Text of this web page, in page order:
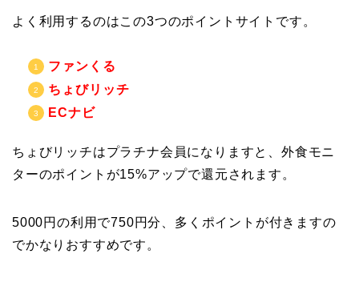
よく利用するのはこの3つのポイントサイトです。
ファンくる
ちょびリッチ
ECナビ
ちょびリッチはプラチナ会員になりますと、外食モニ
ターのポイントが15%アップで還元されます。
5000円の利用で750円分、多くポイントが付きますの
でかなりおすすめです。